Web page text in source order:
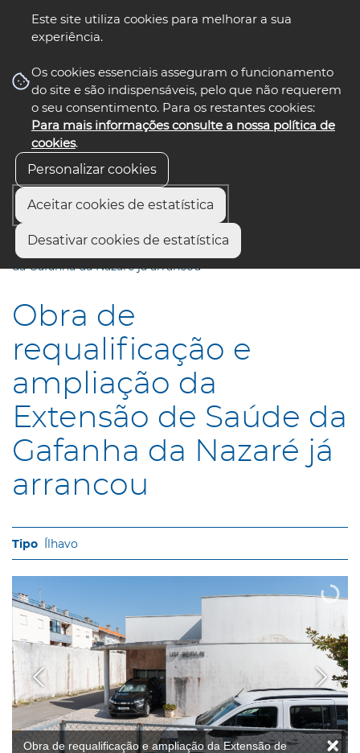
Este site utiliza cookies para melhorar a sua
experiência.
Os cookies essenciais asseguram o funcionamento
do site e são indispensáveis, pelo que não requerem
o seu consentimento. Para os restantes cookies:
Para mais informações consulte a nossa política de
cookies.
Personalizar cookies
Aceitar cookies de estatística
Desativar cookies de estatística
nos select language
Início
Obra de requalificação e ampliação da Extensão de Saúde
da Gafanha da Nazaré já arrancou
Obra de
requalificação e
ampliação da
Extensão de Saúde da
Gafanha da Nazaré já
arrancou
Ílhavo
Obra de requalificação e ampliação da Extensão de